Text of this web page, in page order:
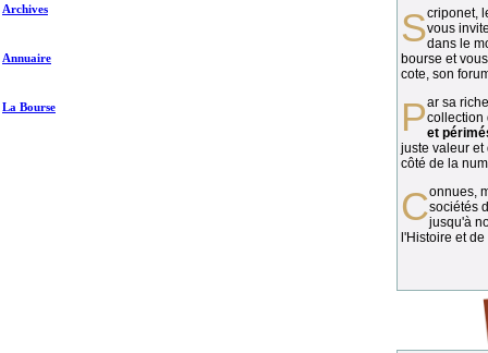
Archives
Annuaire
La Bourse
vous
dans le
bourse et
cote, son
Par sa richesse et sa diversité, lacollection
et
juste valeur et
côté de la
Connues, méconnues, ou inconnues, lessociétés
jusqu'à
l'Histoire et